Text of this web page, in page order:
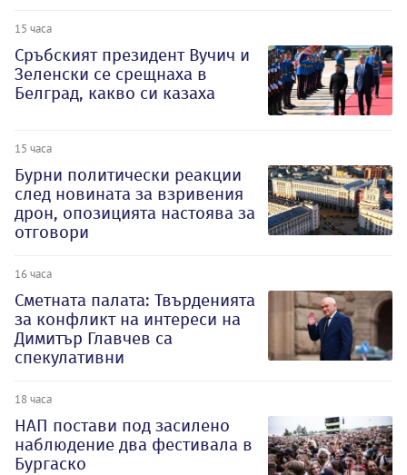
15 часа
Сръбският президент Вучич и
Зеленски се срещнаха в
Белград, какво си казаха
15 часа
Бурни политически реакции
след новината за взривения
дрон, опозицията настоява за
отговори
16 часа
Сметната палата: Твърденията
за конфликт на интереси на
Димитър Главчев са
спекулативни
18 часа
НАП постави под засилено
наблюдение два фестивала в
Бургаско